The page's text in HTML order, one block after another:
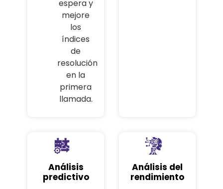
espera y
mejore
los
índices
de
resolución
en la
primera
llamada.
Análisis
predictivo
Análisis del
rendimiento